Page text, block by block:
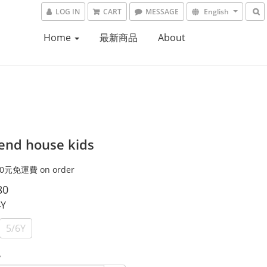
LOG IN CART MESSAGE English
Home 最新商品 About
house kids
元免運費 on order
5/6Y